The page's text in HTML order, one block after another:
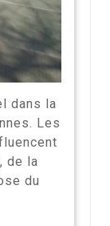
dans la
Les
de la
du